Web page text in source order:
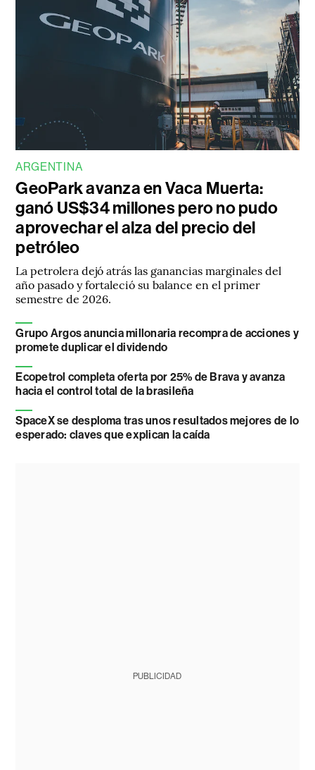
ARGENTINA
GeoPark avanza en Vaca Muerta:
ganó US$34 millones pero no pudo
aprovechar el alza del precio del
petróleo
La petrolera dejó atrás las ganancias marginales del
año pasado y fortaleció su balance en el primer
semestre de 2026.
Grupo Argos anuncia millonaria recompra de acciones y
promete duplicar el dividendo
Ecopetrol completa oferta por 25% de Brava y avanza
hacia el control total de la brasileña
SpaceX se desploma tras unos resultados mejores de lo
esperado: claves que explican la caída
PUBLICIDAD